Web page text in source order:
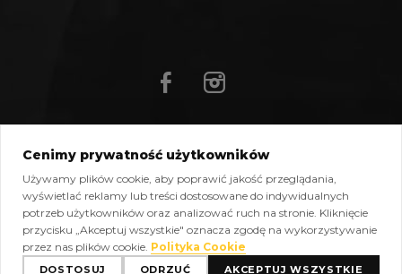
Polityka cookies Kontakt
Copyright © 2026 Ratajczak Nieruchomości All Rights
Reserved, Powered byoplixo.eu
Cenimy prywatność użytkowników
Używamy plików cookie, aby poprawić jakość przeglądania,
wyświetlać reklamy lub treści dostosowane do indywidualnych
potrzeb użytkowników oraz analizować ruch na stronie. Kliknięcie
przycisku „Akceptuj wszystkie" oznacza zgodę na wykorzystywanie
przez nas plików cookie. Polityka Cookie
DOSTOSUJ ODRZUĆ AKCEPTUJ WSZYSTKIE